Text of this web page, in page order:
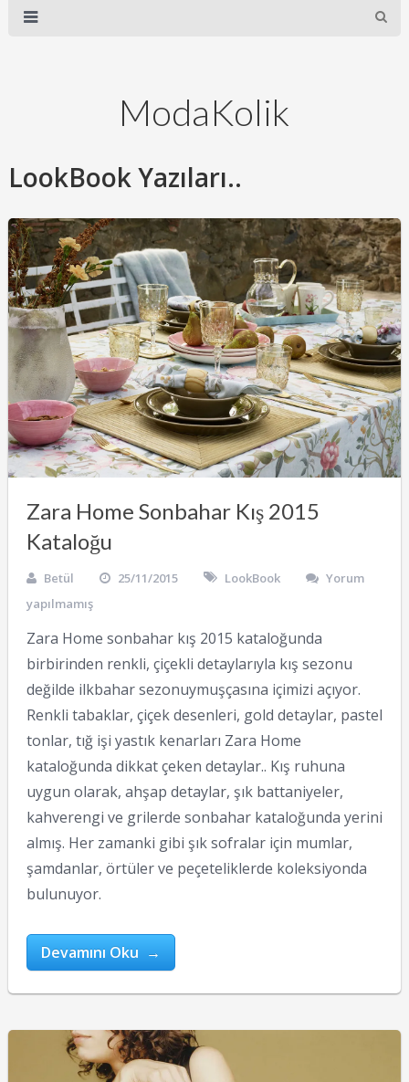
ModaKolik
LookBook Yazıları..
Zara Home Sonbahar Kış 2015
Kataloğu
Betül 25/11/2015 LookBook
Yorum
yapılmamış
Zara Home sonbahar kış 2015 kataloğunda
birbirinden renkli, çiçekli detaylarıyla kış sezonu
değilde ilkbahar sezonuymuşçasına içimizi açıyor.
Renkli tabaklar, çiçek desenleri, gold detaylar, pastel
tonlar, tığ işi yastık kenarları Zara Home
kataloğunda dikkat çeken detaylar.. Kış ruhuna
uygun olarak, ahşap detaylar, şık battaniyeler,
kahverengi ve grilerde sonbahar kataloğunda yerini
almış. Her zamanki gibi şık sofralar için mumlar,
şamdanlar, örtüler ve peçeteliklerde koleksiyonda
bulunuyor.
Devamını Oku →